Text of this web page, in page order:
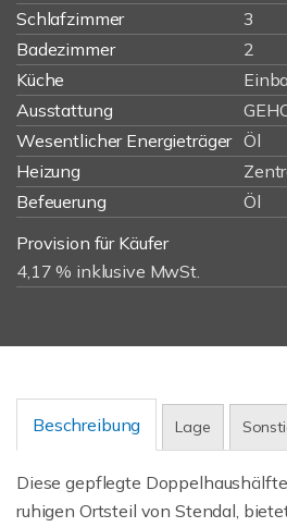
Schlafzimmer
3
Badezimmer
2
Küche
Ausstattung
Wesentlicher Energieträger Öl
Heizung
Befeuerung
Öl
Provision für Käufer
4,17 % inklusive MwSt.
Beschreibung Lage
Diese gepflegte
ruhigen Ortsteil von Stendal,